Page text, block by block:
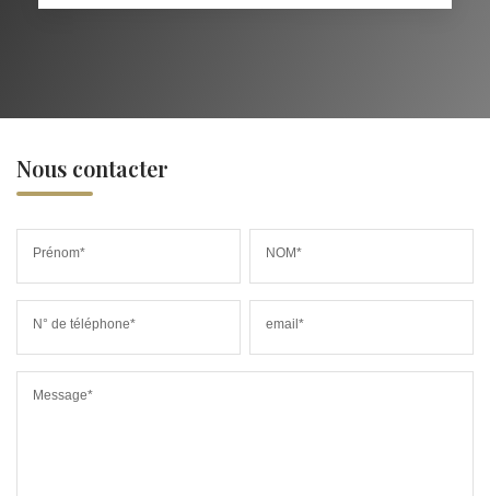
Nous contacter
Prénom* NOM*
N° de téléphone* email*
Message*